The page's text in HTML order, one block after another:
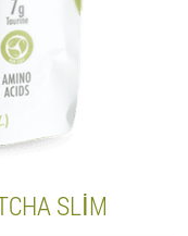
SLIM